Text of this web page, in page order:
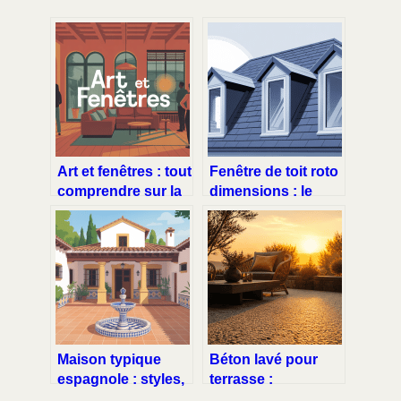
Art et fenêtres : tout
comprendre sur la
marque, les avis et
les alternatives
Fenêtre de toit roto
dimensions : le
guide pratique pour
bien choisir
Maison typique
espagnole : styles,
Béton lavé pour
terrasse :